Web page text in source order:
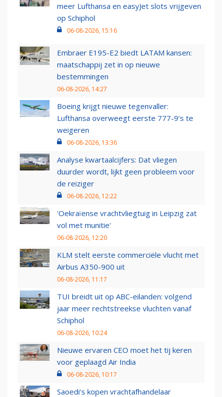
meer Lufthansa en easyJet slots vrijgeven
op Schiphol
06-08-2026, 15:16
Embraer E195-E2 biedt LATAM kansen:
maatschappij zet in op nieuwe
bestemmingen
06-08-2026, 14:27
Boeing krijgt nieuwe tegenvaller:
Lufthansa overweegt eerste 777-9’s te
weigeren
06-08-2026, 13:36
Analyse kwartaalcijfers: Dat vliegen
duurder wordt, lijkt geen probleem voor
de reiziger
06-08-2026, 12:22
'Oekraïense vrachtvliegtuig in Leipzig zat
vol met munitie'
06-08-2026, 12:20
KLM stelt eerste commerciële vlucht met
Airbus A350-900 uit
06-08-2026, 11:17
TUI breidt uit op ABC-eilanden: volgend
jaar meer rechtstreekse vluchten vanaf
Schiphol
06-08-2026, 10:24
Nieuwe ervaren CEO moet het tij keren
voor geplaagd Air India
06-08-2026, 10:17
Saoedi’s kopen vrachtafhandelaar